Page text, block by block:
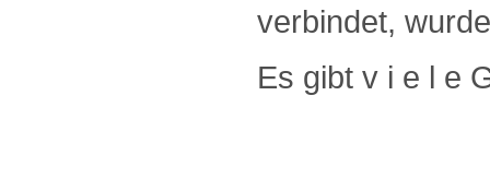
verbindet,
Es gibt v i e l e